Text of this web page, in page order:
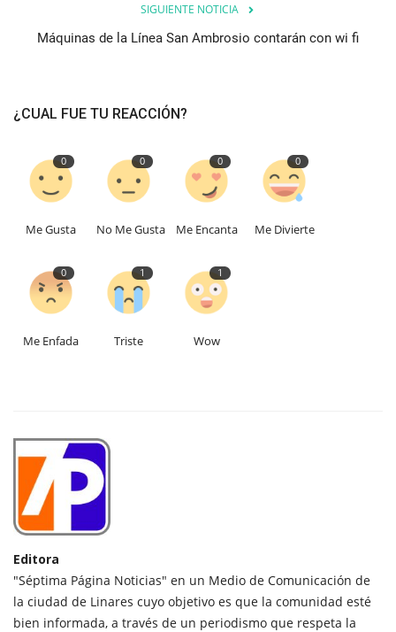
SIGUIENTE NOTICIA
Máquinas de la Línea San Ambrosio contarán con wi fi
¿CUAL FUE TU REACCIÓN?
0
Me Gusta
0
No Me Gusta
0
Me Encanta
0
Me Divierte
0
Me Enfada
1
Triste
1
Wow
Editora
"Séptima Página Noticias" en un Medio de Comunicación de
la ciudad de Linares cuyo objetivo es que la comunidad esté
bien informada, a través de un periodismo que respeta la